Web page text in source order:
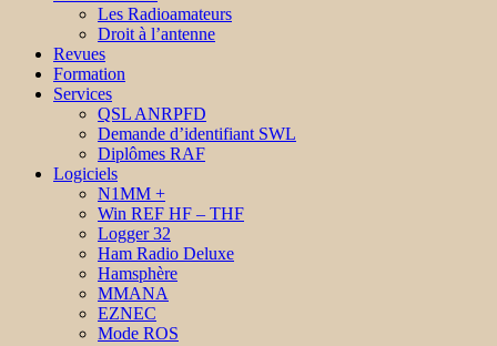
Les Radioamateurs
Droit à l’antenne
Revues
Formation
Services
QSL ANRPFD
Demande d’identifiant SWL
Diplômes RAF
Logiciels
N1MM +
Win REF HF – THF
Logger 32
Ham Radio Deluxe
Hamsphère
MMANA
EZNEC
Mode ROS